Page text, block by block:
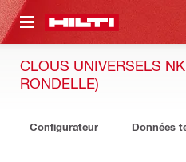
CONTENT
CLOUS UNIVERSELS
RONDELLE)
Configurateur Données